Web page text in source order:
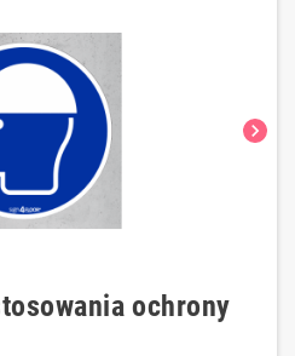
chevron_right
ochrony